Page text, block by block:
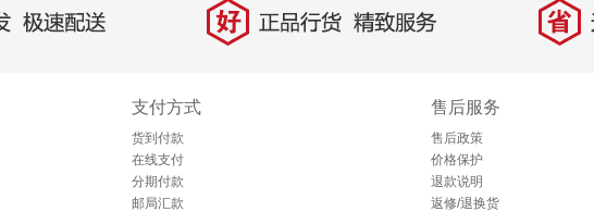
极速配送 好 正品行货，精致服务 省 天
支付方式
货到付款
在线支付
分期付款
邮局汇款
售后服务
售后政策
价格保护
退款说明
返修/退换货